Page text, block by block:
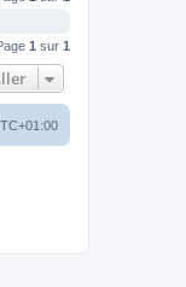
1 sur 1